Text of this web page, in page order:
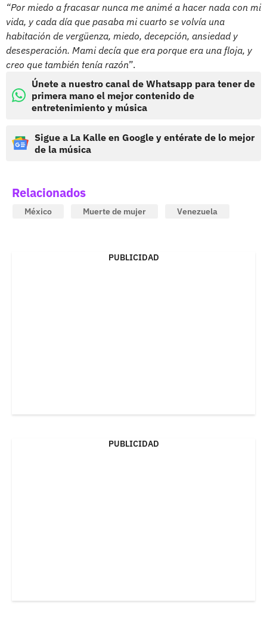
“Por miedo a fracasar nunca me animé a hacer nada con mi
vida, y cada día que pasaba mi cuarto se volvía una
habitación de vergüenza, miedo, decepción, ansiedad y
desesperación. Mami decía que era porque era una floja, y
creo que también tenía razón”.
Únete a nuestro canal de Whatsapp para tener de
primera mano el mejor contenido de
entretenimiento y música
Sigue a La Kalle en Google y entérate de lo mejor
de la música
Relacionados
México Muerte de mujer Venezuela
PUBLICIDAD
PUBLICIDAD